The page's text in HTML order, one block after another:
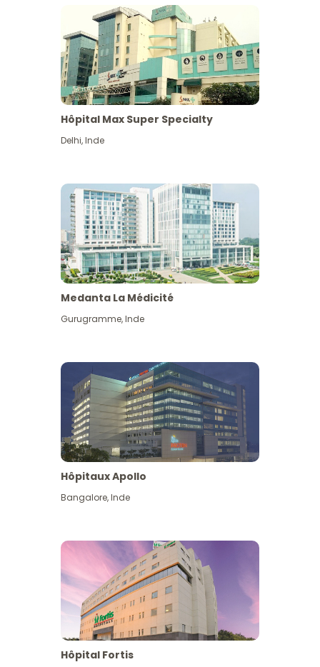
Hôpital Max Super Specialty
Delhi,Inde
Medanta La Médicité
Gurugramme,Inde
Hôpitaux Apollo
Bangalore,Inde
Hôpital Fortis